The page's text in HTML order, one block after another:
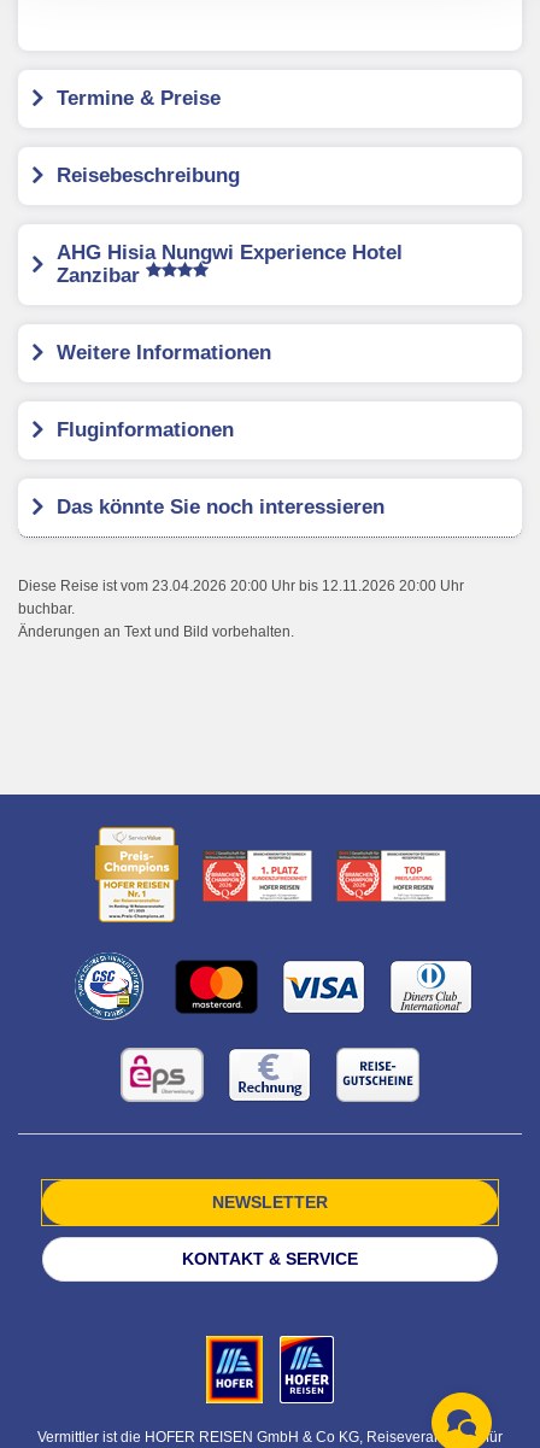
Termine & Preise
Reisebeschreibung
AHG Hisia Nungwi Experience Hotel
Zanzibar
Weitere Informationen
Fluginformationen
Das könnte Sie noch interessieren
Diese Reise ist vom 23.04.2026 20:00 Uhr bis 12.11.2026 20:00 Uhr
buchbar.
Änderungen an Text und Bild vorbehalten.
NEWSLETTER
KONTAKT & SERVICE
Vermittler ist die HOFER REISEN GmbH & Co KG, Reiseveranstalter für